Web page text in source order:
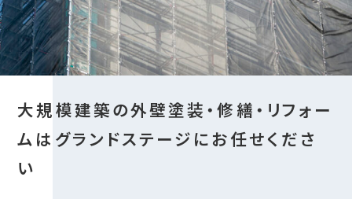
大規模建築の外壁塗装・修繕・リフォー
ムはグランドステージにお任せくださ
い